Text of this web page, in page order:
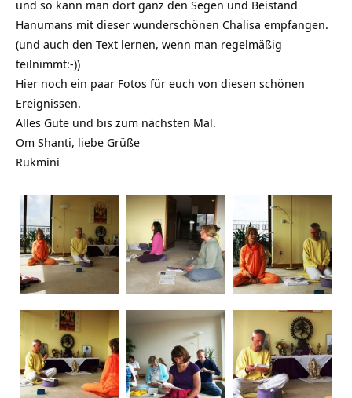
und so kann man dort ganz den Segen und Beistand
Hanumans mit dieser wunderschönen Chalisa empfangen.
(und auch den Text lernen, wenn man regelmäßig
teilnimmt:-))
Hier noch ein paar Fotos für euch von diesen schönen
Ereignissen.
Alles Gute und bis zum nächsten Mal.
Om Shanti, liebe Grüße
Rukmini